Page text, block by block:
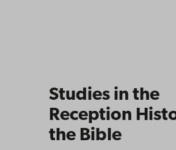
Studies in the
Reception
the Bible